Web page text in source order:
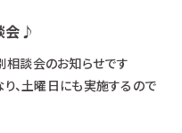
パス！ クリスマス特別イベ
人気のクリスマスイベント
付中です
会♪
相談会のお知らせです
、土曜日にも実施するので